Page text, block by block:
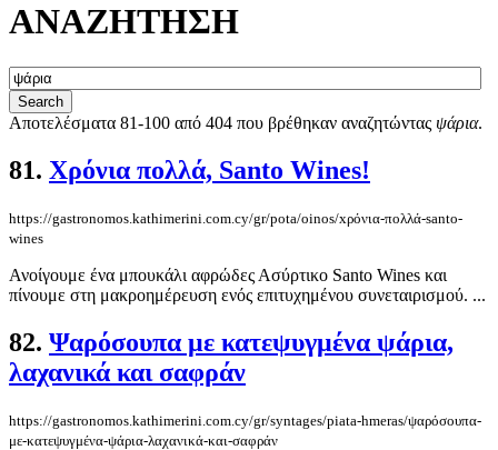
ΑΝΑΖΗΤΗΣΗ
Αποτελέσματα 81-100 από 404 που βρέθηκαν αναζητώντας ψάρια.
81. Xρόνια πολλά, Santo Wines!
https://gastronomos.kathimerini.com.cy/gr/pota/oinos/xρόνια-πολλά-santo-
wines
Ανοίγουμε ένα μπουκάλι αφρώδες Ασύρτικο Santo Wines και
πίνουμε στη μακροημέρευση ενός επιτυχημένου συνεταιρισμού. ...
82. Ψαρόσουπα με κατεψυγμένα ψάρια,
λαχανικά και σαφράν
https://gastronomos.kathimerini.com.cy/gr/syntages/piata-hmeras/ψαρόσουπα-
με-κατεψυγμένα-ψάρια-λαχανικά-και-σαφράν